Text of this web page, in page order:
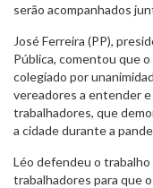
serão acompanhados
José Ferreira (PP),
Pública, comentou que
colegiado por
vereadores a entender
trabalhadores, que
a cidade durante a
Léo defendeu o
trabalhadores para que